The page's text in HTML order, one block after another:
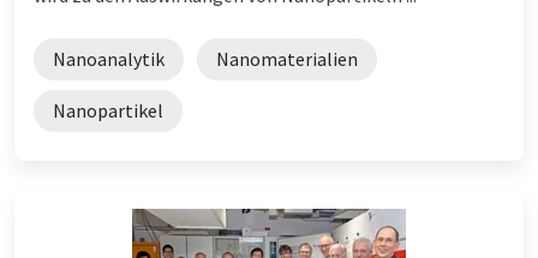
Nanoanalytik Nanomaterialien
Nanopartikel